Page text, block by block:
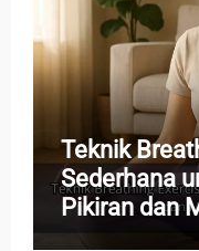
Teknik
Sederhana
Pikiran dan
Harian